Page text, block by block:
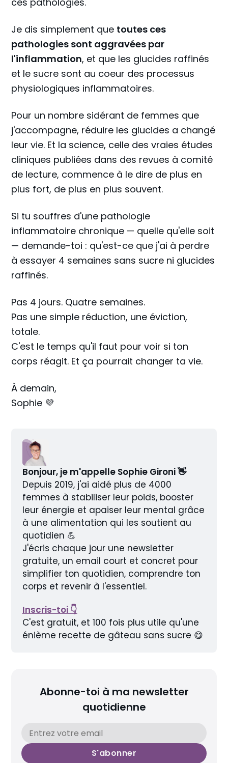
Je dis simplement que toutes ces
pathologies sont aggravées par
l'inflammation, et que les glucides raffinés
et le sucre sont au coeur des processus
physiologiques inflammatoires.
Pour un nombre sidérant de femmes que
j'accompagne, réduire les glucides a changé
leur vie. Et la science, celle des vraies études
cliniques publiées dans des revues à comité
de lecture, commence à le dire de plus en
plus fort, de plus en plus souvent.
Si tu souffres d'une pathologie
inflammatoire chronique — quelle qu'elle soit
— demande-toi : qu'est-ce que j'ai à perdre
à essayer 4 semaines sans sucre ni glucides
raffinés.
Pas 4 jours. Quatre semaines.
Pas une simple réduction, une éviction,
totale.
C'est le temps qu'il faut pour voir si ton
corps réagit. Et ça pourrait changer ta vie.
À demain,
Sophie 💜
Bonjour, je m'appelle Sophie Gironi 👋
Depuis 2019, j'ai aidé plus de 4000
femmes à stabiliser leur poids, booster
leur énergie et apaiser leur mental grâce
à une alimentation qui les soutient au
quotidien 💪
J'écris chaque jour une newsletter
gratuite, un email court et concret pour
simplifier ton quotidien, comprendre ton
corps et revenir à l'essentiel.
Inscris-toi 👇
C'est gratuit, et 100 fois plus utile qu'une
énième recette de gâteau sans sucre 😋
Abonne-toi à ma newsletter
quotidienne
S'abonner